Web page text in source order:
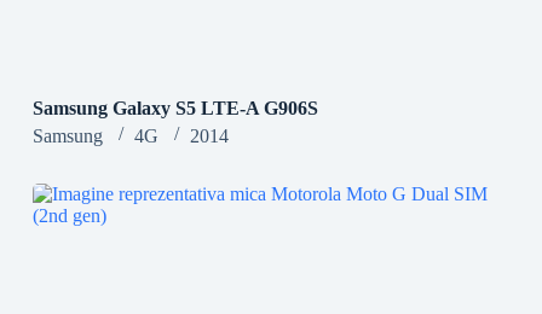
Samsung Galaxy S5 LTE-A G906S
Samsung
4G 2014